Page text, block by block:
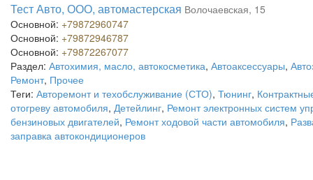
Тест Авто, ООО, автомастерская Волочаевская, 15
Основной: +79872960747
Основной: +79872946787
Основной: +79872267077
Раздел: Автохимия, масло, автокосметика, Автоаксессуары,
Ремонт, Прочее
Теги: Авторемонт и техобслуживание (СТО), Тюнинг,
отогреву автомобиля, Детейлинг, Ремонт электронных систем
бензиновых двигателей, Ремонт ходовой части автомобиля,
заправка автокондиционеров